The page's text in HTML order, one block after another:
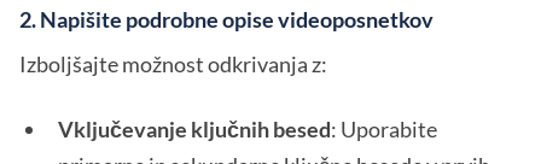
2. Napišite podrobne opise videoposnetkov
Izboljšajte možnost odkrivanja z:
Vključevanje ključnih besed: Uporabite